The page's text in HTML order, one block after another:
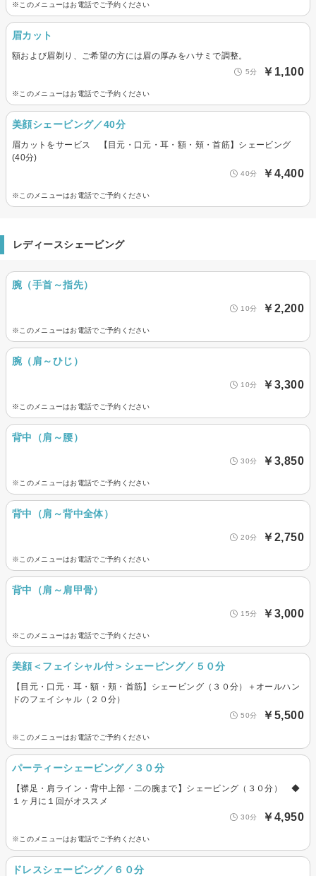
※このメニューはお電話でご予約ください
眉カット
額および眉剃り、ご希望の方には眉の厚みをハサミで調整。
5分 ￥1,100
※このメニューはお電話でご予約ください
美顔シェービング／40分
眉カットをサービス 【目元・口元・耳・額・頬・首筋】シェービング
(40分)
40分 ￥4,400
※このメニューはお電話でご予約ください
レディースシェービング
腕（手首～指先）
10分 ￥2,200
※このメニューはお電話でご予約ください
腕（肩～ひじ）
10分 ￥3,300
※このメニューはお電話でご予約ください
背中（肩～腰）
30分 ￥3,850
※このメニューはお電話でご予約ください
背中（肩～背中全体）
20分 ￥2,750
※このメニューはお電話でご予約ください
背中（肩～肩甲骨）
15分 ￥3,000
※このメニューはお電話でご予約ください
美顔＜フェイシャル付＞シェービング／５０分
【目元・口元・耳・額・頬・首筋】シェービング（３０分）＋オールハン
ドのフェイシャル（２０分）
50分 ￥5,500
※このメニューはお電話でご予約ください
パーティーシェービング／３０分
【襟足・肩ライン・背中上部・二の腕まで】シェービング（３０分） ◆
１ヶ月に１回がオススメ
30分 ￥4,950
※このメニューはお電話でご予約ください
ドレスシェービング／６０分